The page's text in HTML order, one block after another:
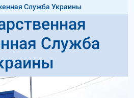
Служба Украины
Служба